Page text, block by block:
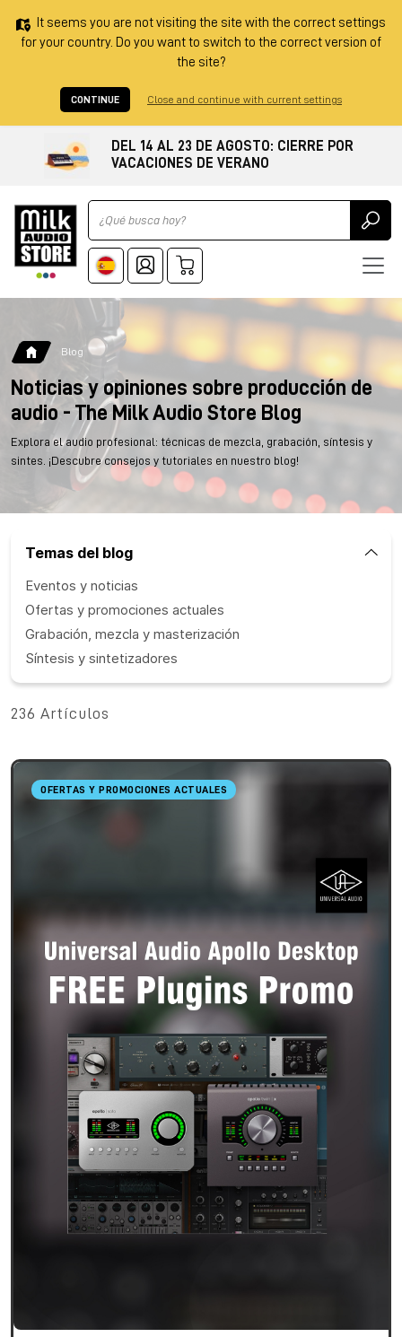
It seems you are not visiting the site with the correct settings
for your country. Do you want to switch to the correct version of
the site?
CONTINUE Close and continue with current settings
DEL 14 AL 23 DE AGOSTO: CIERRE POR
VACACIONES DE VERANO
Ricerca
Blog
Noticias y opiniones sobre producción de
audio - The Milk Audio Store Blog
Explora el audio profesional: técnicas de mezcla, grabación, síntesis y
sintes. ¡Descubre consejos y tutoriales en nuestro blog!
Temas del blog
Eventos y noticias
Ofertas y promociones actuales
Grabación, mezcla y masterización
Síntesis y sintetizadores
236 Artículos
OFERTAS Y PROMOCIONES ACTUALES